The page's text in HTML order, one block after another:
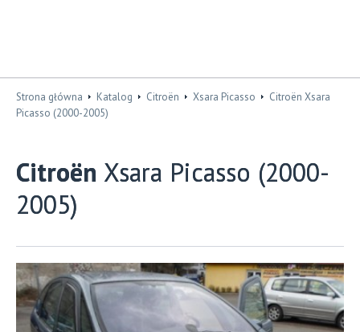
Strona główna Katalog Citroën Xsara Picasso
Citroën Xsara
Picasso (2000-2005)
Citroën Xsara Picasso (2000-
2005)